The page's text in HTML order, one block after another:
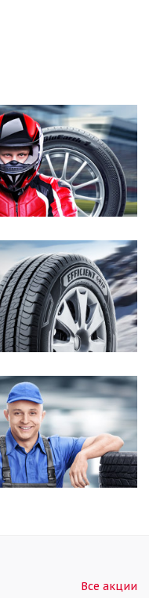
Все акции